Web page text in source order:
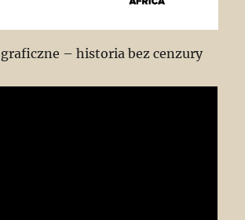
– historia bez cenzury